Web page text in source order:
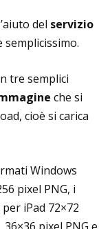
del servizio
semplicissimo.
tre semplici
che si
cioè si carica
Windows
pixel PNG, i
iPad 72×72